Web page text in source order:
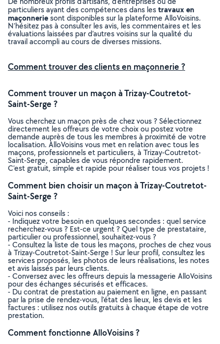
particuliers ayant des compétences dans lestravaux en
maçonneriesont disponibles sur la plateforme AlloVoisins.
N’hésitez pas à consulter les avis, les commentaires et les
évaluations laissées par d’autres voisins sur la qualité du
travail accompli au cours de diverses missions.
Comment trouver des clients en maçonnerie ?
Comment trouver un maçon à Trizay-Coutretot-
Saint-Serge ?
Vous cherchez un maçon près de chez vous ? Sélectionnez
directement les offreurs de votre choix ou postez votre
demande auprès de tous les membres à proximité de votre
localisation. AlloVoisins vous met en relation avec tous les
maçons, professionnels et particuliers, à Trizay-Coutretot-
Saint-Serge, capables de vous répondre rapidement.
C’est gratuit, simple et rapide pour réaliser tous vos projets !
Comment bien choisir un maçon à Trizay-Coutretot-
Saint-Serge ?
Voici nos conseils :
- Indiquez votre besoin en quelques secondes : quel service
recherchez-vous ? Est-ce urgent ? Quel type de prestataire,
particulier ou professionnel, souhaitez-vous ?
- Consultez la liste de tous les maçons, proches de chez vous
à Trizay-Coutretot-Saint-Serge ! Sur leur profil, consultez les
services proposés, les photos de leurs réalisations, les notes
et avis laissés par leurs clients.
- Conversez avec les offreurs depuis la messagerie AlloVoisins
pour des échanges sécurisés et efficaces.
- Du contrat de prestation au paiement en ligne, en passant
par la prise de rendez-vous, l’état des lieux, les devis et les
factures : utilisez nos outils gratuits à chaque étape de votre
prestation.
Comment fonctionne AlloVoisins ?